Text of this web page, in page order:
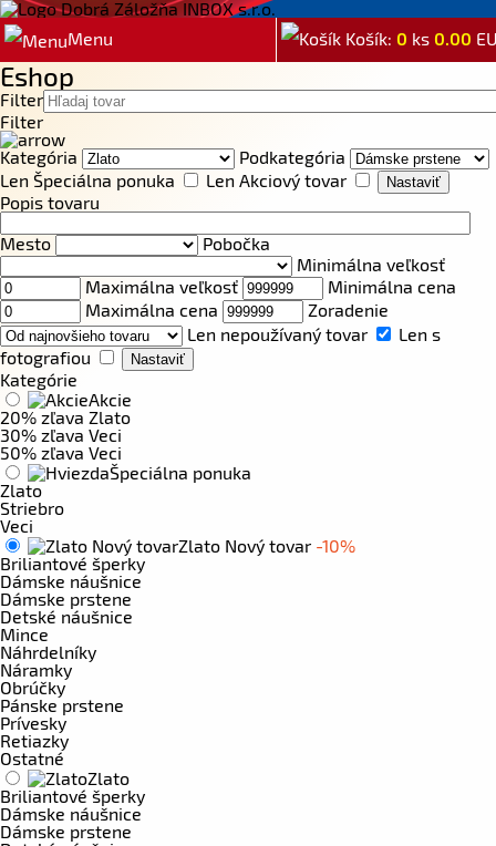
Menu Košík: 0 ks 0.00
Eshop
Filter
Filter
Kategória
Podkategória
Len Špeciálna ponuka
Len Akciový tovar
Popis tovaru
Mesto
Pobočka
Minimálna veľkosť
Maximálna veľkosť
Minimálna cena
Maximálna cena
Zoradenie
Len nepoužívaný tovar
Len s
fotografiou
Kategórie
Akcie
20% zľava Zlato
30% zľava Veci
50% zľava Veci
Špeciálna ponuka
Zlato
Striebro
Veci
Zlato Nový tovar -10%
Briliantové šperky
Dámske náušnice
Dámske prstene
Detské náušnice
Mince
Náhrdelníky
Náramky
Obrúčky
Pánske prstene
Prívesky
Retiazky
Ostatné
Zlato
Briliantové šperky
Dámske náušnice
Dámske prstene